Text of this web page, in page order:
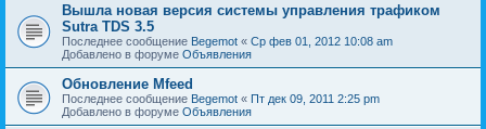
Вышла новая версия системы управления трафиком
Sutra TDS 3.5
Последнее сообщение Begemot « Ср фев 01, 2012 10:08 am
Добавлено в форуме Объявления
Обновление Mfeed
Последнее сообщение Begemot « Пт дек 09, 2011 2:25 pm
Добавлено в форуме Объявления